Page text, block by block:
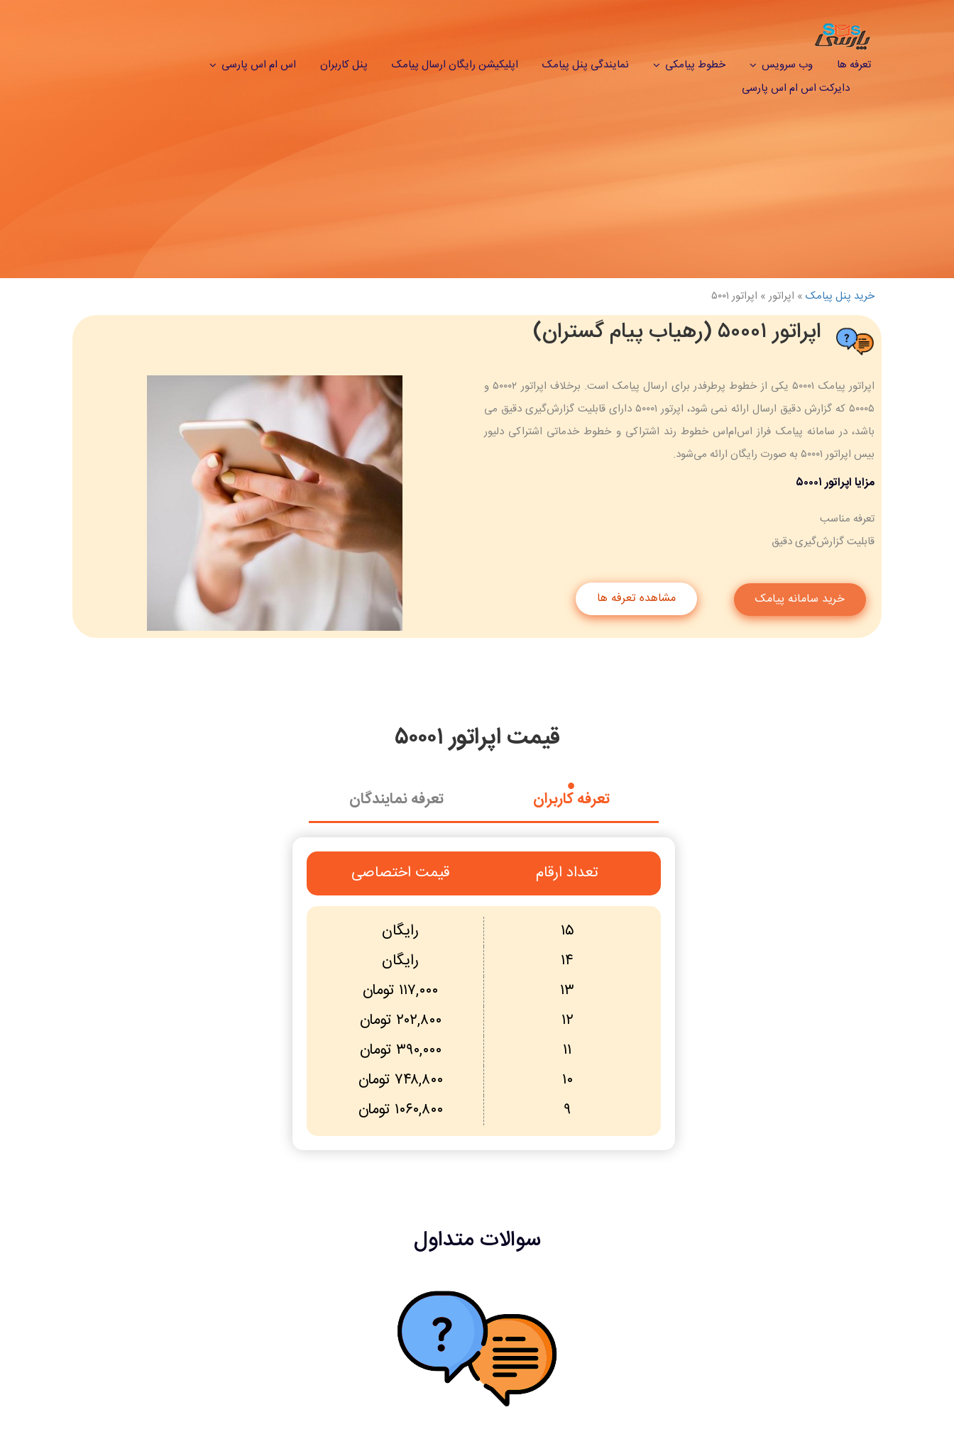
تعرفه ها وب سرویس خطوط پیامکی نمایندگی پنل پیامک اپلیکیشن رایگان ارسال پیامک پنل کاربران
اس ام اس پارسی
دایرکت اس ام اس پارسی
خرید پنل پیامک » اپراتور » اپراتور ۵۰۰۱
اپراتور ۵۰۰۰۱ (رهیاب پیام گستران)
اپراتور پیامک ۵۰۰۰۱ یکی از خطوط پرطرفدر برای ارسال پیامک است. برخلاف اپراتور ۵۰۰۰۲ و
۵۰۰۰۵ که گزارش دقیق ارسال ارائه نمی شود، اپرتور ۵۰۰۰۱ دارای قابلیت گزارش‌گیری دقیق می
باشد، در سامانه پیامک فراز اس‌ام‌اس خطوط رند اشتراکی و خطوط خدماتی اشتراکی دلیور
بیس اپراتور ۵۰۰۰۱ به صورت رایگان ارائه می‌شود.
مزایا اپراتور ۵۰۰۰۱
تعرفه مناسب
قابلیت گزارش‌گیری دقیق
خرید سامانه پیامک مشاهده تعرفه ها
قیمت اپراتور ۵۰۰۰۱
تعرفه کاربران تعرفه نمایندگان
تعداد ارقام قیمت اختصاصی
۱۵
رایگان
۱۴
رایگان
۱۳
۱۱۷,۰۰۰ تومان
۱۲
۲۰۲,۸۰۰ تومان
۱۱
۳۹۰,۰۰۰ تومان
۱۰
۷۴۸,۸۰۰ تومان
۹
۱۰۶۰,۸۰۰ تومان
سوالات متداول